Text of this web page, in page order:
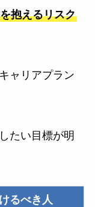
抱えるリスク
ャリアプラン
たい目標が明
るべき人